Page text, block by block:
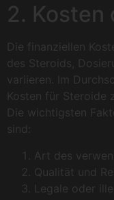
2. Kosten
Die finanziellen
des Steroids,
variieren. Im
Kosten für Steroide
Die wichtigsten
sind:
Art des
Qualität und
Legale oder